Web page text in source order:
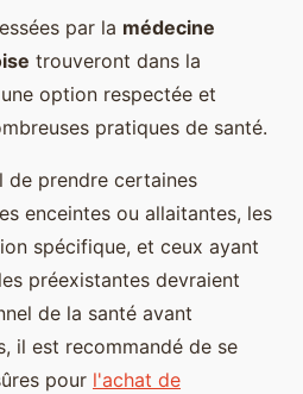
par la médecine
trouveront dans la
option respectée et
pratiques de santé.
de prendre certaines
enceintes ou allaitantes, les
spécifique, et ceux ayant
préexistantes devraient
de la santé avant
il est recommandé de se
pour l'achat de